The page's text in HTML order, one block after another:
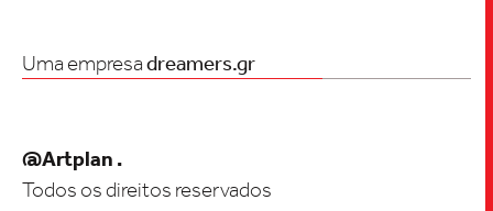
Uma empresadreamers.gr
@Artplan .
Todos os direitos reservados